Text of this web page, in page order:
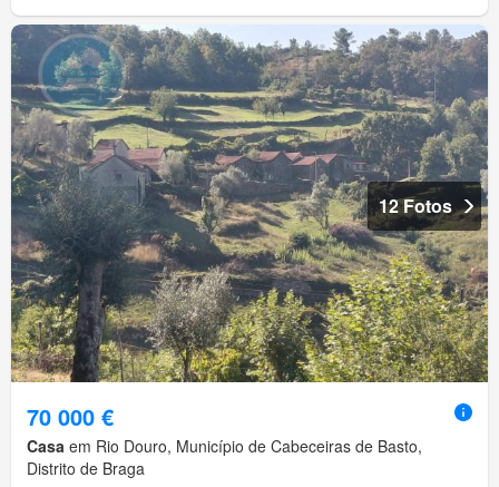
12 Fotos
70 000 €
Casa em Rio Douro, Município de Cabeceiras de Basto,
Distrito de Braga